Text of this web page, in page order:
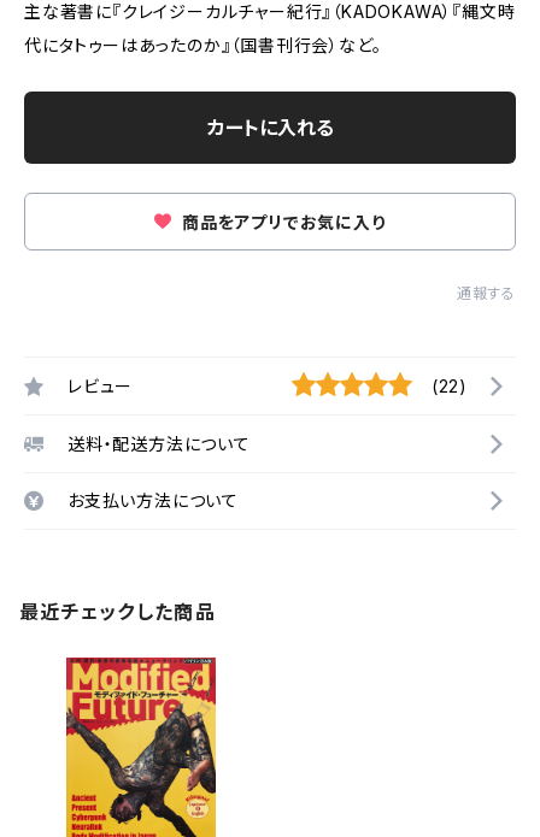
主な著書に『クレイジーカルチャー紀行』（KADOKAWA）『縄文時
代にタトゥーはあったのか』（国書刊行会）など。
カートに入れる
商品をアプリでお気に入り
通報する
レビュー (22)
送料・配送方法について
お支払い方法について
最近チェックした商品